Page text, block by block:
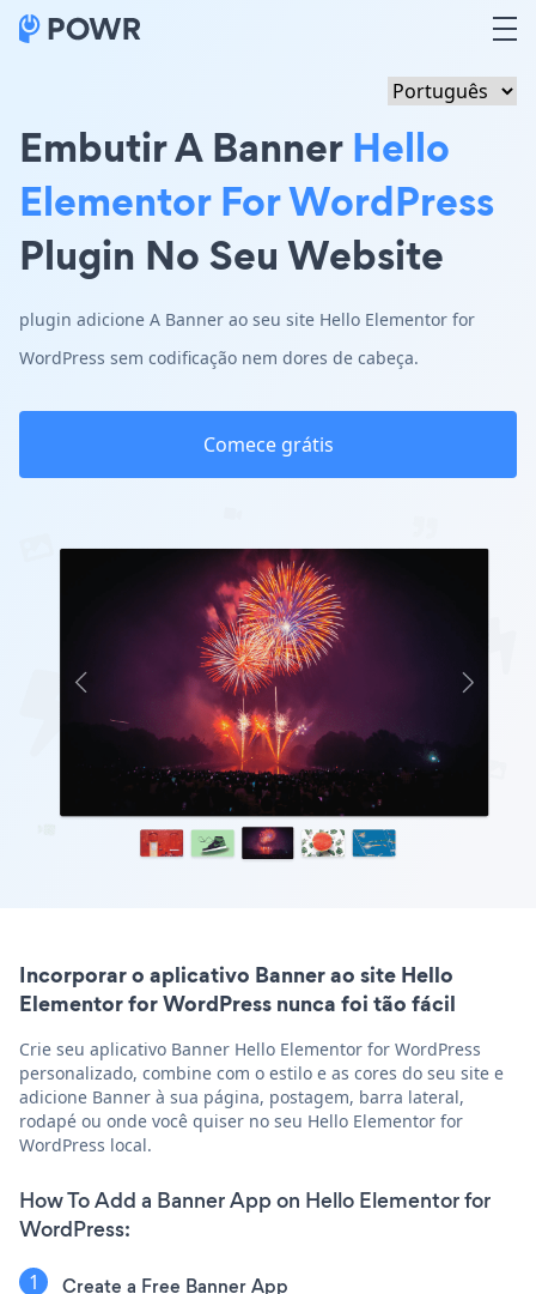
Embutir A BannerHello
Elementor For WordPress
Plugin No Seu Website
plugin adicione A Banner ao seu site Hello Elementor for
WordPress sem codificação nem dores de cabeça.
Comece grátis
Incorporar o aplicativo Banner ao site Hello
Elementor for WordPress nunca foi tão fácil
Crie seu aplicativo Banner Hello Elementor for WordPress
personalizado, combine com o estilo e as cores do seu site e
adicione Banner à sua página, postagem, barra lateral,
rodapé ou onde você quiser no seu Hello Elementor for
WordPress local.
How To Add a Banner App on Hello Elementor for
WordPress:
Create a Free Banner App